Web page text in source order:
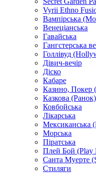
Vyrii Ethno
Вампірська
Венеціанська
Гавайська
Гангстерська
Голлівуд
Дівич-вечір
Діско
Кабаре
Казино, Покер
Казкова (Ранок)
Ковбойська
Лікарська
Мексиканська
Морська
Піратська
Плей Бой (Play
Санта Муерте
Стиляги